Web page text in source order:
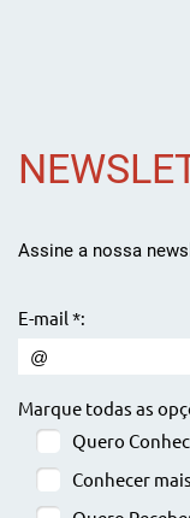
Assine a nossa
E-mail *:
Marque todas as
Quero
Conhecer